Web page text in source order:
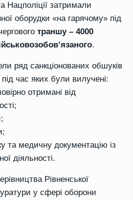
Нацполіції затримали
оборудки «на гарячому» під
траншу – 4000
.
ряд санкціонованих обшуків
час яких були вилучені:
отримані від
та медичну документацію із
діяльності.
Рівненської
у сфері оборони